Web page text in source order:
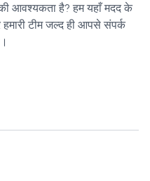
आवश्यकता है? हम यहाँ मदद के
टीम जल्द ही आपसे संपर्क